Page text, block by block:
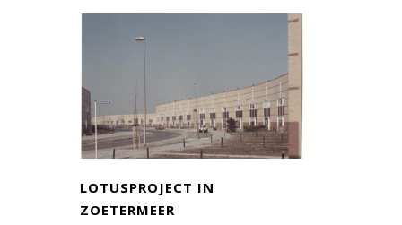
LOTUSPROJECT IN
ZOETERMEER